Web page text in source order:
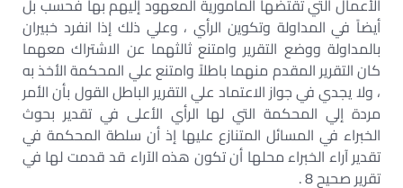
الأعمال التي تقتضها المأمورية المعهود إليهم بها فحسب بل
أيضاً في المداولة وتكوين الرأي ، وعلي ذلك إذا انفرد خبيران
بالمداولة ووضع التقرير وامتنع ثالثهما عن الاشتراك معهما
كان التقرير المقدم منهما باطلاً وامتنع علي المحكمة الأخذ به
، ولا يجدي في جواز الاعتماد علي التقرير الباطل القول بأن الأمر
مردة إلي المحكمة التي لها الرأي الأعلى في تقدير بحوث
الخبراء في المسائل المتنازع عليها إذ أن سلطة المحكمة في
تقدير آراء الخبراء محلها أن تكون هذه الآراء قد قدمت لها في
تقرير صحيح 8 .